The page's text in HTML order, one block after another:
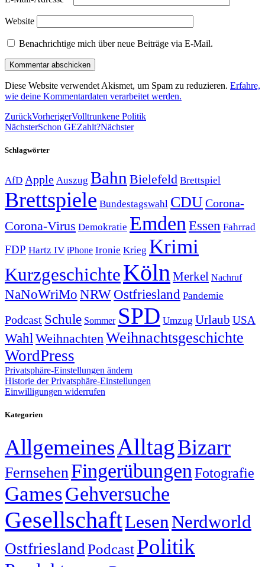
Website
Benachrichtige mich über neue Beiträge via E-Mail.
Diese Website verwendet Akismet, um Spam zu reduzieren. Erfahre,
wie deine Kommentardaten verarbeitet werden.
ZurückVorherigerVolltrunkene Politik
NächsterSchon GEZahlt?Nächster
Schlagwörter
AfD Apple Auszug Bahn Bielefeld Brettspiel
Brettspiele Bundestagswahl CDUCorona-
Corona-Virus Demokratie Emden Essen Fahrrad
FDP Hartz IV iPhone Ironie Krieg Krimi
KurzgeschichteKölnMerkel Nachruf
NaNoWriMo NRWOstfriesland Pandemie
Podcast Schule Sommer SPD Umzug Urlaub USA
WahlWeihnachtenWeihnachtsgeschichte
WordPress
Privatsphäre-Einstellungen ändern
Historie der Privatsphäre-Einstellungen
Einwilligungen widerrufen
Kategorien
AllgemeinesAlltagBizarr
Fernsehen Fingerübungen Fotografie
GamesGehversuche
GesellschaftLesen Nerdworld
Ostfriesland PodcastPolitik